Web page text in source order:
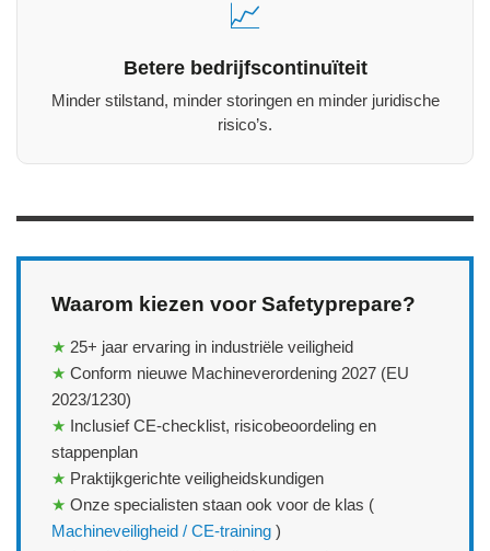
📈
Betere bedrijfscontinuïteit
Minder stilstand, minder storingen en minder juridische
risico’s.
Waarom kiezen voor Safetyprepare?
★ 25+ jaar ervaring in industriële veiligheid
★ Conform nieuwe Machineverordening 2027 (EU
2023/1230)
★ Inclusief CE‑checklist, risicobeoordeling en
stappenplan
★ Praktijkgerichte veiligheidskundigen
★ Onze specialisten staan ook voor de klas (
Machineveiligheid / CE‑training )